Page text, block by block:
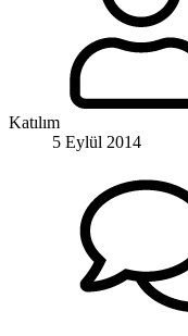
Katılım
5 Eylül 2014